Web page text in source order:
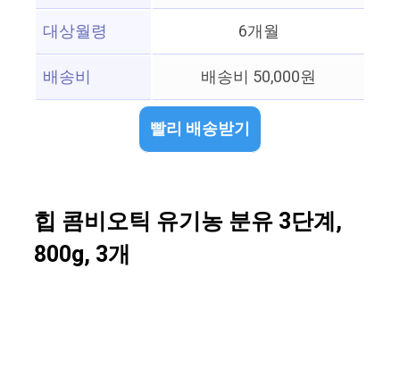
대상월령
6개월
배송비
배송비 50,000원
빨리 배송받기
힙 콤비오틱 유기농 분유 3단계,
800g, 3개